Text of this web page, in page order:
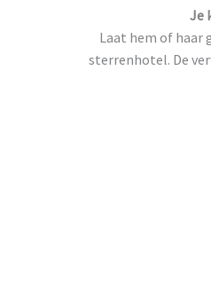
Je
Laat hem of haar
sterrenhotel. De